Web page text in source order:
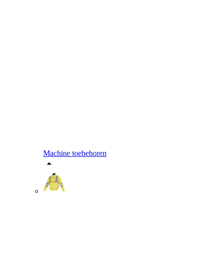
Machine toebehoren